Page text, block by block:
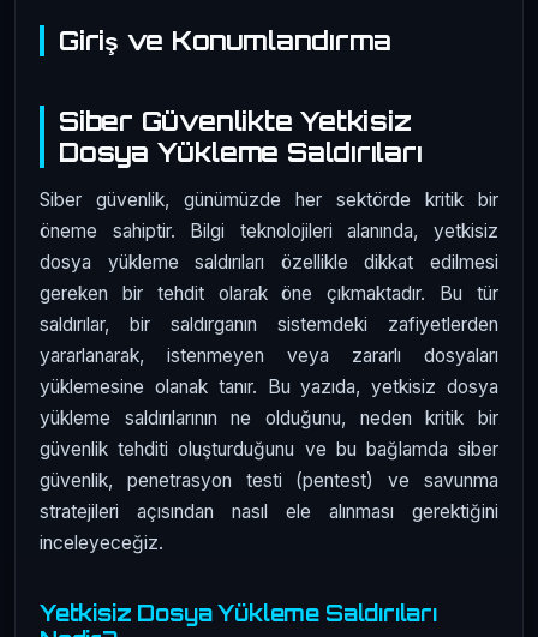
Giriş ve Konumlandırma
Siber Güvenlikte Yetkisiz
Dosya Yükleme Saldırıları
Siber güvenlik, günümüzde her sektörde kritik bir
öneme sahiptir. Bilgi teknolojileri alanında, yetkisiz
dosya yükleme saldırıları özellikle dikkat edilmesi
gereken bir tehdit olarak öne çıkmaktadır. Bu tür
saldırılar, bir saldırganın sistemdeki zafiyetlerden
yararlanarak, istenmeyen veya zararlı dosyaları
yüklemesine olanak tanır. Bu yazıda, yetkisiz dosya
yükleme saldırılarının ne olduğunu, neden kritik bir
güvenlik tehditi oluşturduğunu ve bu bağlamda siber
güvenlik, penetrasyon testi (pentest) ve savunma
stratejileri açısından nasıl ele alınması gerektiğini
inceleyeceğiz.
Yetkisiz Dosya Yükleme Saldırıları